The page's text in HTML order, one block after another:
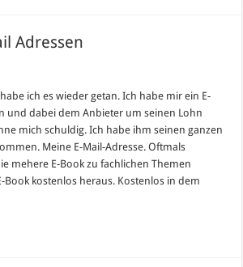
Adressen
ich es wieder getan. Ich habe mir ein E-
und dabei dem Anbieter um seinen Lohn
mich schuldig. Ich habe ihm seinen ganzen
Meine E-Mail-Adresse. Oftmals
mehere E-Book zu fachlichen Themen
Book kostenlos heraus. Kostenlos in dem